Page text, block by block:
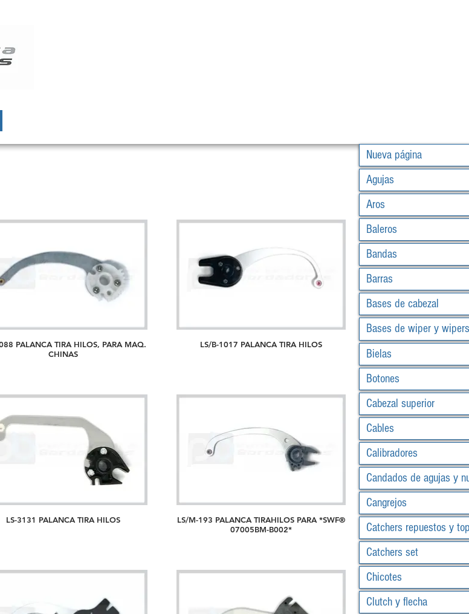
PALANCA TIRA HILOS, PARA MAQ.
CHINAS
LS/B-1017 PALANCA TIRA HILOS
LS-3131 PALANCA TIRA HILOS
LS/M-193 PALANCA TIRAHILOS PARA *SWF®
07005BM-B002*
Nueva página
Agujas
Aros
Baleros
Bandas
Barras
Bases de cabezal
Bases de wiper y wipers
Bielas
Botones
Cabezal superior
Cables
Calibradores
Candados de agujas y
Cangrejos
Catchers repuestos y
Catchers set
Chicotes
Clutch y flecha